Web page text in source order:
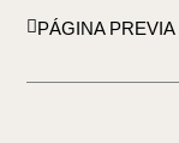
PÁGINA PREVIA